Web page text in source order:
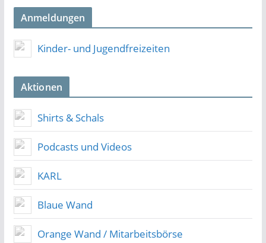
Anmeldungen
Kinder- und Jugendfreizeiten
Aktionen
Shirts & Schals
Podcasts und Videos
KARL
Blaue Wand
Orange Wand / Mitarbeitsbörse